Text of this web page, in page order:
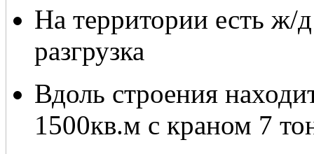
На территории есть ж/
разгрузка
Вдоль строения
1500кв.м с краном 7